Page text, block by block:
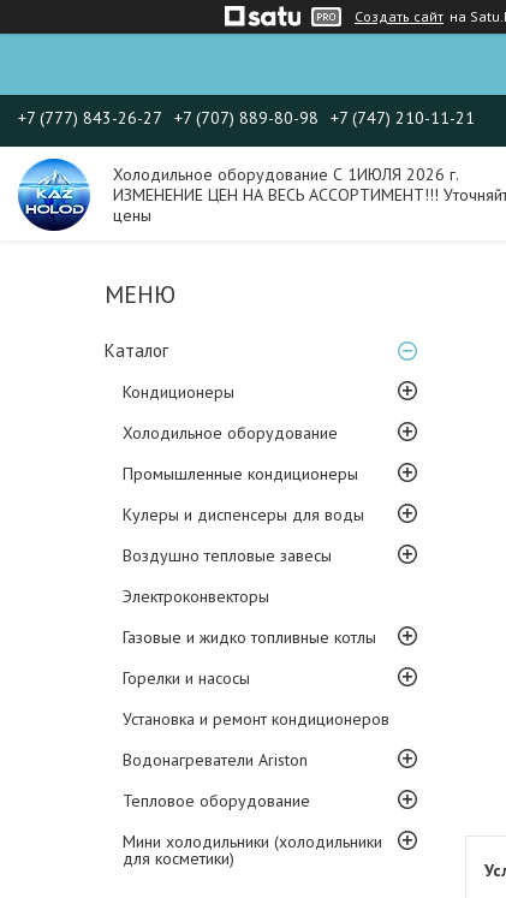
Создать сайт на
+7 (777) 843-26-27 +7 (707) 889-80-98 +7 (747) 210-11-21
Холодильное оборудование С 1ИЮЛЯ 2026 г.
ИЗМЕНЕНИЕ ЦЕН НА ВЕСЬ АССОРТИМЕНТ!!!
цены
Каталог
Кондиционеры
Холодильное оборудование
Промышленные кондиционеры
Кулеры и диспенсеры для воды
Воздушно тепловые завесы
Электроконвекторы
Газовые и жидко топливные котлы
Горелки и насосы
Установка и ремонт кондиционеров
Водонагреватели Ariston
Тепловое оборудование
Мини холодильники (холодильники
для косметики)